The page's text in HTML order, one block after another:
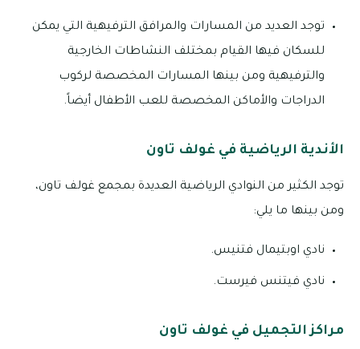
توجد العديد من المسارات والمرافق الترفيهية التي يمكن
للسكان فيها القيام بمختلف النشاطات الخارجية
والترفيهية ومن بينها المسارات المخصصة لركوب
الدراجات والأماكن المخصصة للعب الأطفال أيضاً.
الأندية الرياضية في غولف تاون
توجد الكثير من النوادي الرياضية العديدة بمجمع غولف تاون،
ومن بينها ما يلي:
نادي اوبتيمال فتنيس.
نادي فيتنس فيرست.
مراكز التجميل في غولف تاون